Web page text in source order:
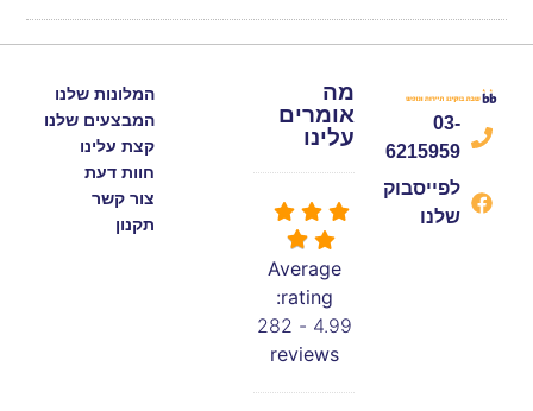
03-
6215959
לפייסבוק
שלנו
מה
אומרים
עלינו
Average
rating:
4.99 -
282
reviews
המלונות שלנו
המבצעים שלנו
קצת עלינו
חוות דעת
צור קשר
תקנון